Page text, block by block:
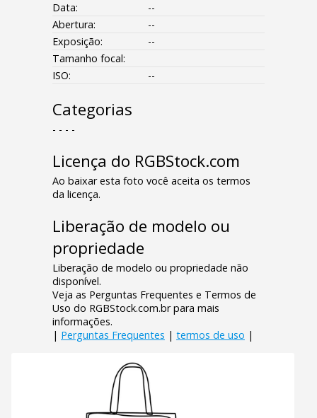
Data:
--
Abertura:
--
Exposição:
--
Tamanho focal:
ISO:
--
Categorias
- - - -
Licença do RGBStock.com
Ao baixar esta foto você aceita os termos
da licença.
Liberação de modelo ou
propriedade
Liberação de modelo ou propriedade não
disponível.
Veja as Perguntas Frequentes e Termos de
Uso do RGBStock.com.br para mais
informações.
| Perguntas Frequentes | termos de uso |